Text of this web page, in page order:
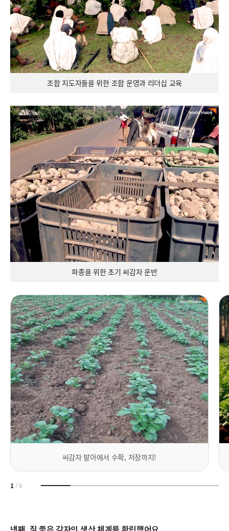
조합 지도자들을 위한 조합 운영과 리더십 교육
파종을 위한 초기 씨감자 운반
씨감자 발아에서 수확, 저장까지!
1/6